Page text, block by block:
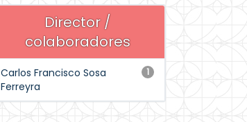
Director /
colaboradores
1
Carlos Francisco Sosa
Ferreyra